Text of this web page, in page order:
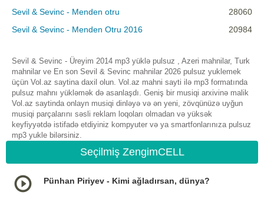
Sevil & Sevinc - Menden otru
28060
Sevil & Sevinc - Menden Otru 2016
20984
Sevil & Sevinc - Üreyim 2014 mp3 yüklə pulsuz , Azeri mahnilar, Turk
mahnilar ve En son Sevil & Sevinc mahnilar 2026 pulsuz yuklemek
üçün Vol.az saytina daxil olun. Vol.az mahni sayti ilə mp3 formatında
pulsuz mahnı yükləmək də asanlaşdı. Geniş bir musiqi arxivinə malik
Vol.az saytinda onlayn musiqi dinləyə və ən yeni, zövqünüzə uyğun
musiqi parçalarını səsli reklam loqoları olmadan və yüksək
keyfiyyətdə istifadə etdiyiniz kompyuter və ya smartfonlarınıza pulsuz
mp3 yukle bilərsiniz.
Seçilmiş ZengimCELL
Pünhan Piriyev - Kimi ağladırsan, dünya?